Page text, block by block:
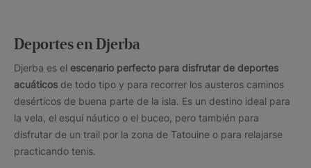
Deportes en Djerba
Djerba es el escenario perfecto para disfrutar de deportes
acuáticos de todo tipo y para recorrer los austeros caminos
desérticos de buena parte de la isla. Es un destino ideal para
la vela, el esquí náutico o el buceo, pero también para
disfrutar de un trail por la zona de Tatouine o para relajarse
practicando tenis.